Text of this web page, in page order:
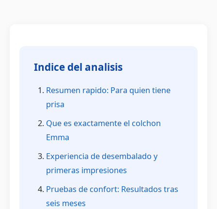
Indice del analisis
Resumen rapido: Para quien tiene
prisa
Que es exactamente el colchon
Emma
Experiencia de desembalado y
primeras impresiones
Pruebas de confort: Resultados tras
seis meses